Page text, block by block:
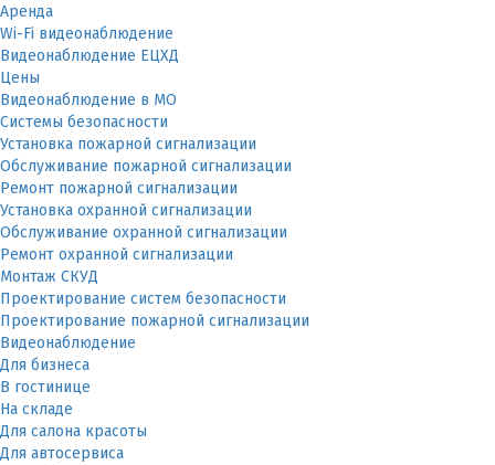
Аренда
Wi-Fi видеонаблюдение
Видеонаблюдение ЕЦХД
Цены
Видеонаблюдение в МО
Системы безопасности
Установка пожарной сигнализации
Обслуживание пожарной сигнализации
Ремонт пожарной сигнализации
Установка охранной сигнализации
Обслуживание охранной сигнализации
Ремонт охранной сигнализации
Монтаж СКУД
Проектирование систем безопасности
Проектирование пожарной сигнализации
Видеонаблюдение
Для бизнеса
В гостинице
На складе
Для салона красоты
Для автосервиса